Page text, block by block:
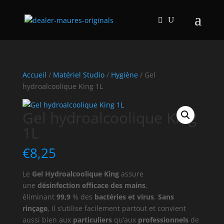
Accueil / Matériel Studio/ Hygiène/ Gel
hydroalcoolique King 1L
Gel hydroalcoolique King
€8,25
Le Gel Hydroalcoolique King assure
une désinfection efficace des mains,
éliminant 99,9% des bactéries et virus. Sans
rinçage, il s’utilise facilement partout et convient
aussi bien aux particuliersqu’aux professionnelsde